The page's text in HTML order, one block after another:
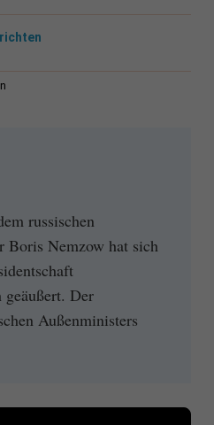
russischen
Boris Nemzow hat sich
geäußert. Der
Außenministers